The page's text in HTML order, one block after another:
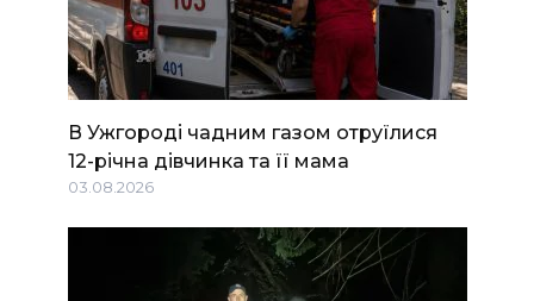
В Ужгороді чадним газом отруїлися
12-річна дівчинка та її мама
03.08.2026